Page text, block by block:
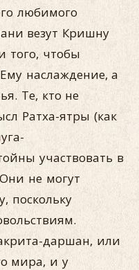
любимого
везут Кришну
того, чтобы
наслаждение, а
Те, кто не
Ратха-ятры (как
участвовать в
не могут
поскольку
даршан, или
мира, и у